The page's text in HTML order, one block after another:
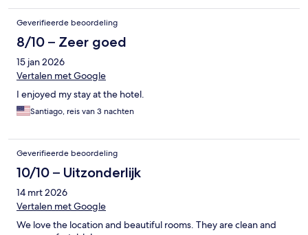
Geverifieerde beoordeling
8/10 – Zeer goed
15 jan 2026
Vertalen met Google
I enjoyed my stay at the hotel.
Santiago, reis van 3 nachten
Geverifieerde beoordeling
10/10 – Uitzonderlijk
14 mrt 2026
Vertalen met Google
We love the location and beautiful rooms. They are clean and